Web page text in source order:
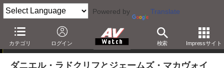
Powered by Translate
カテゴリ ログイン 検索 Impressサイト
「Blu-ray発売日一覧」の更新情報
ダニエル・ラドクリフとジェームズ・マカヴォイ